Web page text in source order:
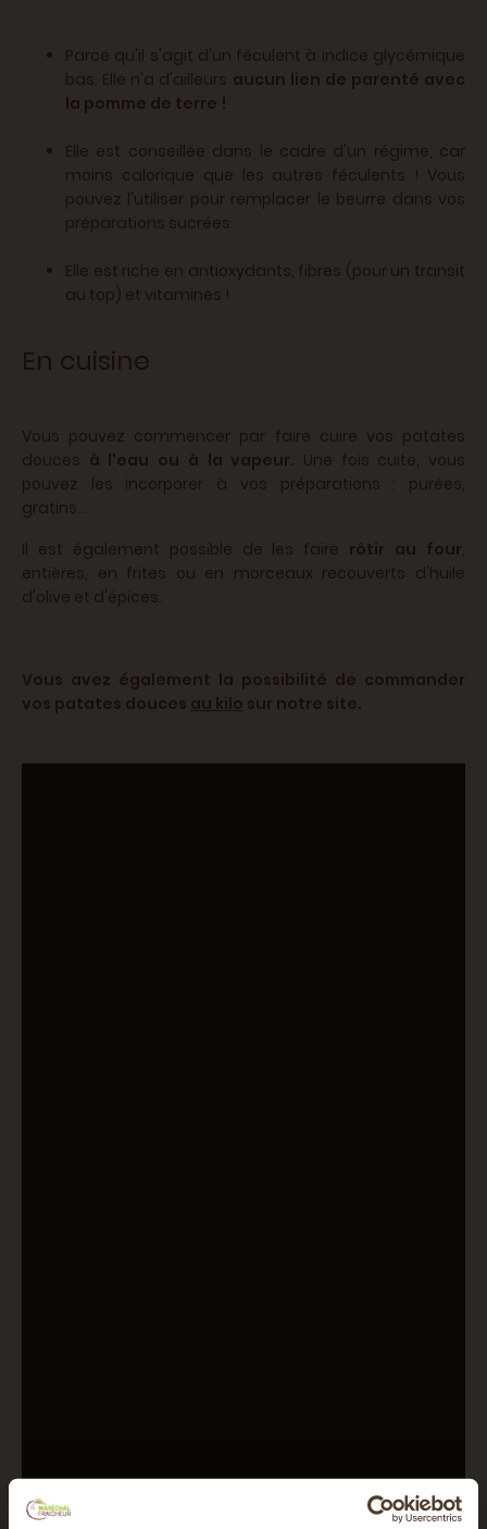
Parce qu'il s'agit d'un féculent à indice glycémique
bas. Elle n'a d'ailleurs aucun lien de parenté avec
la pomme de terre !
Elle est conseillée dans le cadre d'un régime, car
moins calorique que les autres féculents ! Vous
pouvez l'utiliser pour remplacer le beurre dans vos
préparations sucrées.
Elle est riche en antioxydants, fibres (pour un transit
au top) et vitamines !
En cuisine
Vous pouvez commencer par faire cuire vos patates
douces à l'eau ou à la vapeur. Une fois cuite, vous
pouvez les incorporer à vos préparations : purées,
gratins...
Il est également possible de les faire rôtir au four,
entières, en frites ou en morceaux recouverts d'huile
d'olive et d'épices.
Vous avez également la possibilité de commander
vos patates douces au kilo sur notre site.